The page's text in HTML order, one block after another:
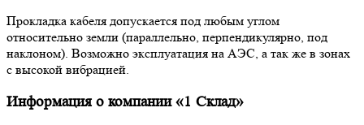
Прокладка кабеля допускается под любым углом
относительно земли (параллельно, перпендикулярно, под
наклоном). Возможно эксплуатация на АЭС, а так же в зонах
с высокой вибрацией.
Информация о компании «1 Склад»